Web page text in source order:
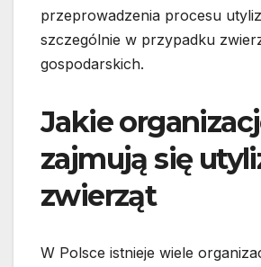
przeprowadzenia procesu
szczególnie w przypadku
gospodarskich.
Jakie
zajmują się
zwierząt
W Polsce istnieje wiele